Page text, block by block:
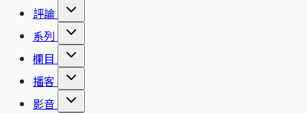
評論
系列
欄目
播客
影音